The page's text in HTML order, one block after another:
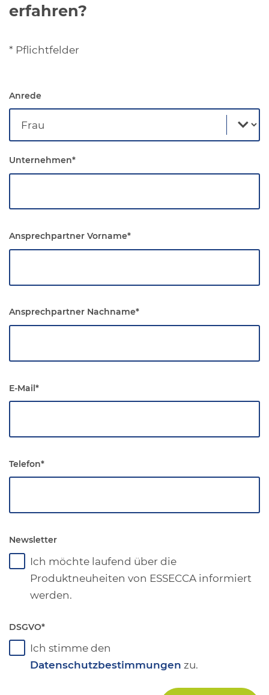
erfahren?
* Pflichtfelder
Anrede
Unternehmen*
Ansprechpartner Vorname*
Ansprechpartner Nachname*
E-Mail*
Telefon*
Newsletter
Ich möchte laufend über die
Produktneuheiten von ESSECCA informiert
werden.
DSGVO*
Ich stimme den
Datenschutzbestimmungen zu.